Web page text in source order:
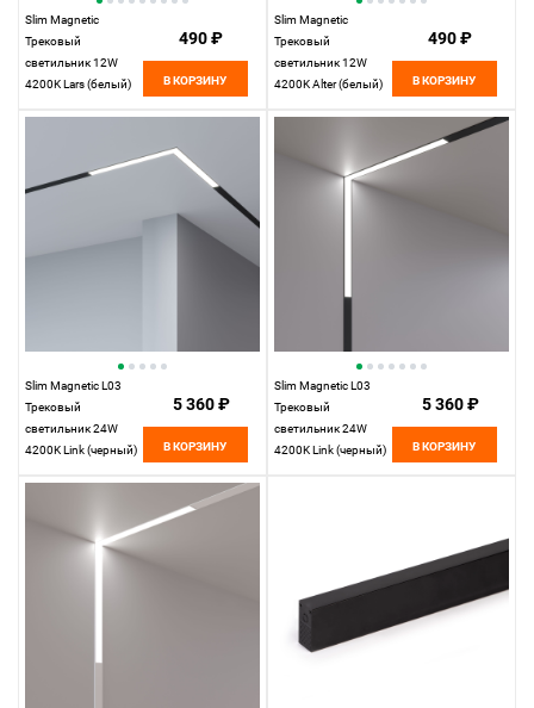
Slim Magnetic
Трековый
светильник 12W
4200K Lars (белый)
490 ₽
В КОРЗИНУ
Slim Magnetic
Трековый
светильник 12W
4200K Alter (белый)
490 ₽
В КОРЗИНУ
Slim Magnetic L03
Трековый
светильник 24W
4200K Link (черный)
5 360 ₽
В КОРЗИНУ
Slim Magnetic L03
Трековый
светильник 24W
4200K Link (черный)
5 360 ₽
В КОРЗИНУ